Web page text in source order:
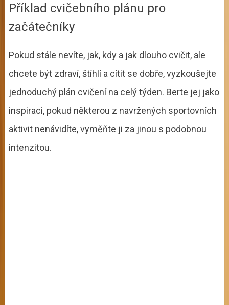
Příklad cvičebního plánu pro
začátečníky
Pokud stále nevíte, jak, kdy a jak dlouho cvičit, ale
chcete být zdraví, štíhlí a cítit se dobře, vyzkoušejte
jednoduchý plán cvičení na celý týden. Berte jej jako
inspiraci, pokud některou z navržených sportovních
aktivit nenávidíte, vyměňte ji za jinou s podobnou
intenzitou.